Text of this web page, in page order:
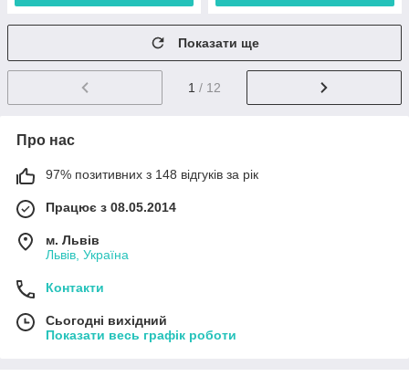
Показати ще
1 / 12
Про нас
97% позитивних з 148 відгуків за рік
Працює з 08.05.2014
м. Львів
Львів, Україна
Контакти
Сьогодні вихідний
Показати весь графік роботи